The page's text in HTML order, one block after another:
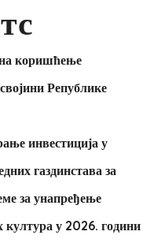
на коришћење
Републике
инвестиција у
газдинстава за
за унапређење
у 2026. години